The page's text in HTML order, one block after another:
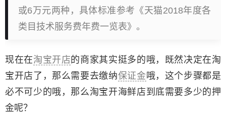
或6万元两种，具体标准参考《天猫2018年度各
类目技术服务费年费一览表》。
现在在淘宝开店的商家其实挺多的哦，既然决定在淘
宝开店了，那么需要去缴纳保证金哦，这个步骤都是
必不可少的哦，那么淘宝开海鲜店到底需要多少的押
金呢？